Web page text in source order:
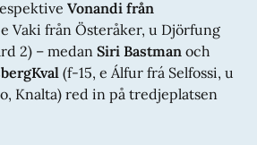
Vonandi från
Vaki från Österåker, u Djörfung
2) – medanSiri Bastman och
(f-15, e Álfur frá Selfossi, u
Knalta) red in på tredjeplatsen